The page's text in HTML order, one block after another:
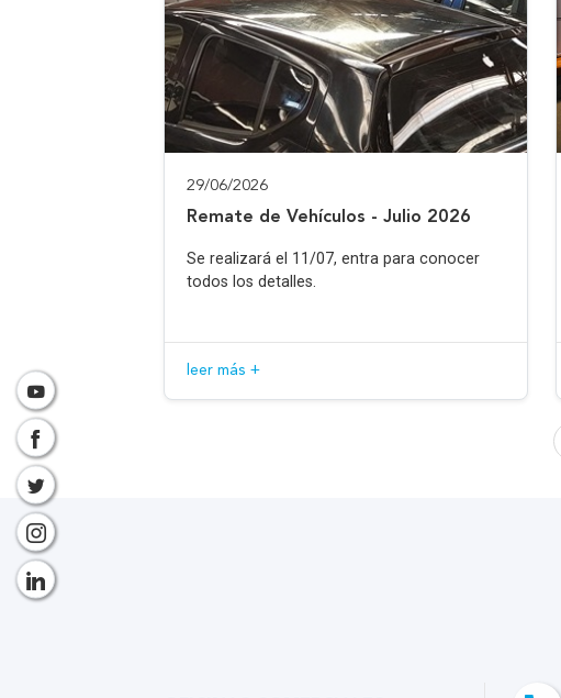
29/06/2026
Remate de Vehículos - Julio 2026
Se realizará el 11/07, entra para conocer
todos los detalles.
leer más +